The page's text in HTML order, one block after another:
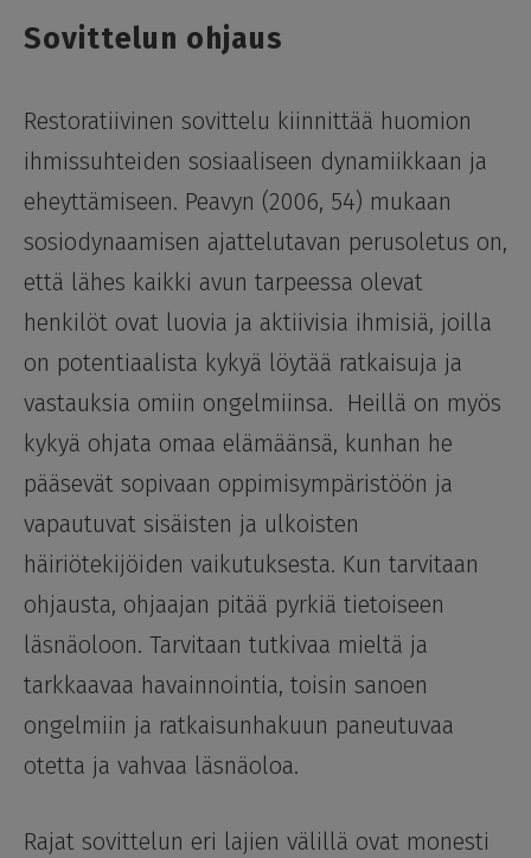
Sovittelun ohjaus
Restoratiivinen sovittelu kiinnittää huomion
ihmissuhteiden sosiaaliseen dynamiikkaan ja
eheyttämiseen. Peavyn (2006, 54) mukaan
sosiodynaamisen ajattelutavan perusoletus on,
että lähes kaikki avun tarpeessa olevat
henkilöt ovat luovia ja aktiivisia ihmisiä, joilla
on potentiaalista kykyä löytää ratkaisuja ja
vastauksia omiin ongelmiinsa. Heillä on myös
kykyä ohjata omaa elämäänsä, kunhan he
pääsevät sopivaan oppimisympäristöön ja
vapautuvat sisäisten ja ulkoisten
häiriötekijöiden vaikutuksesta. Kun tarvitaan
ohjausta, ohjaajan pitää pyrkiä tietoiseen
läsnäoloon. Tarvitaan tutkivaa mieltä ja
tarkkaavaa havainnointia, toisin sanoen
ongelmiin ja ratkaisunhakuun paneutuvaa
otetta ja vahvaa läsnäoloa.
Rajat sovittelun eri lajien välillä ovat monesti